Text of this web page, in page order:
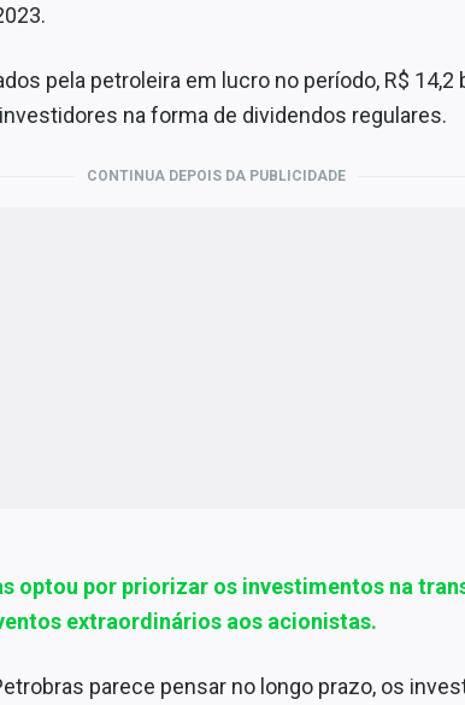
pela petroleira em lucro no período, R$ 14,2
na forma de dividendos regulares.
CONTINUA DEPOIS DA PUBLICIDADE
optou por priorizar os investimentos na
extraordinários aos acionistas.
parece pensar no longo prazo, os